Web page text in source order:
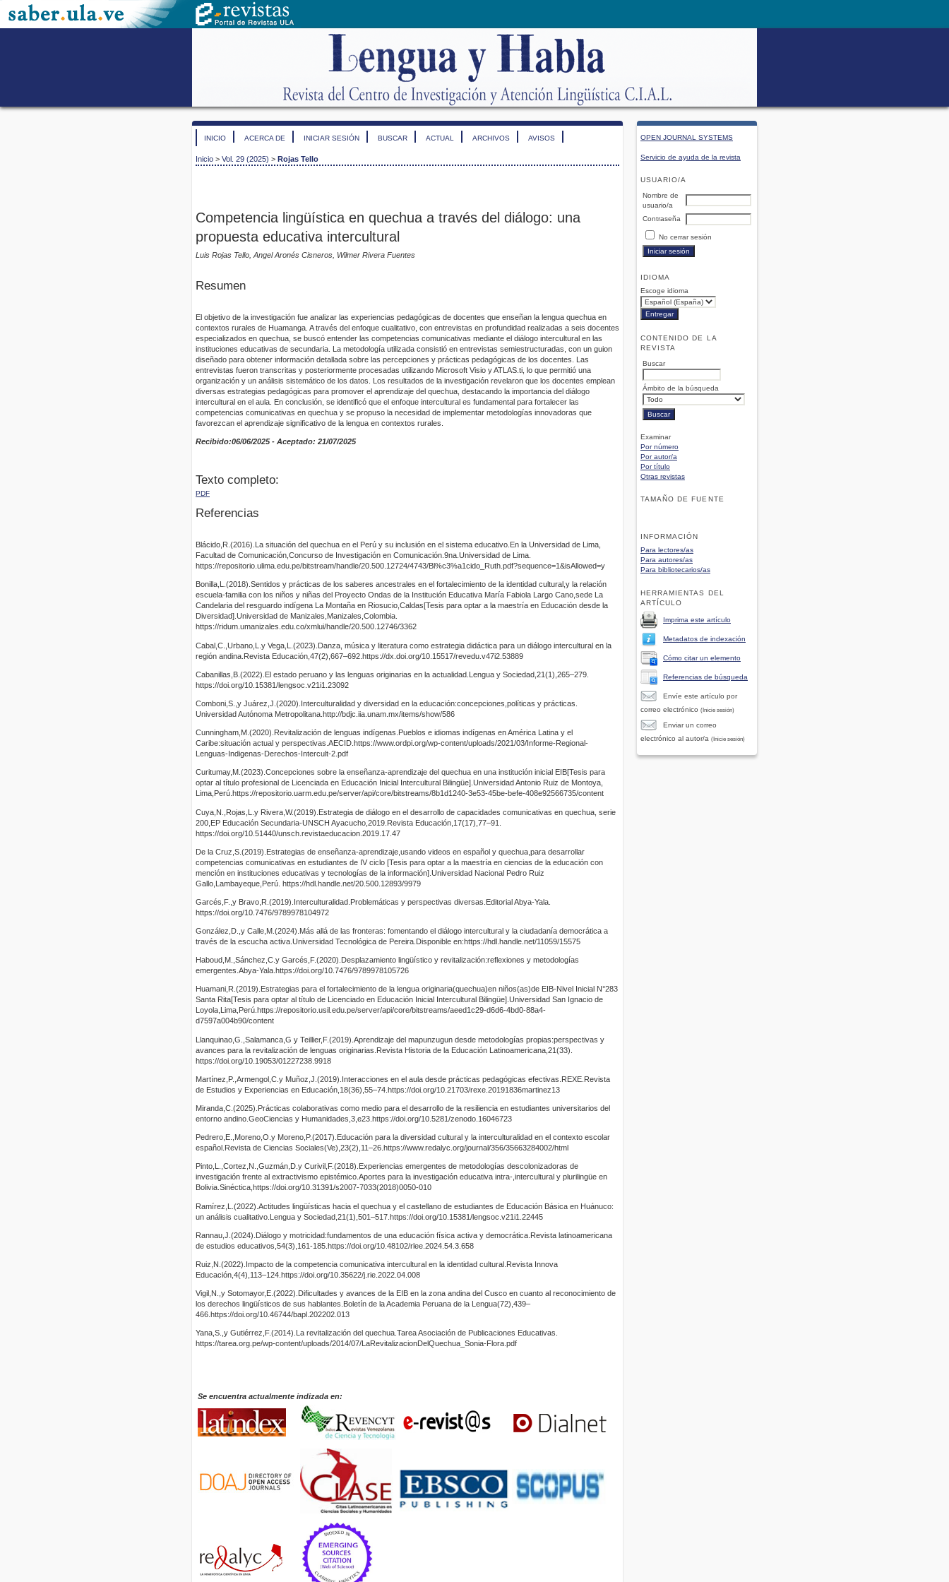
OPEN JOURNAL SYSTEMS
Servicio de ayuda de la revista
USUARIO/A
Nombre de
usuario/a
Contraseña
No cerrar sesión
IDIOMA
Escoge idioma
CONTENIDO DE LA
REVISTA
Buscar
Ámbito de la búsqueda
Examinar
Por número
Por autor/a
Por título
Otras revistas
TAMAÑO DE FUENTE
INFORMACIÓN
Para lectores/as
Para autores/as
Para bibliotecarios/as
HERRAMIENTAS DEL
ARTÍCULO
Imprima este artículo
Metadatos de indexación
Cómo citar un elemento
Referencias de búsqueda
Envíe este artículo por
correo electrónico (Inicie sesión)
Enviar un correo
electrónico al autor/a (Inicie sesión)
INICIO ACERCA DE INICIAR SESIÓN BUSCAR ACTUAL ARCHIVOS AVISOS
Inicio > Vol. 29 (2025) > Rojas Tello
Competencia lingüística en quechua a través del diálogo: una
propuesta educativa intercultural
Luis Rojas Tello, Angel Aronés Cisneros, Wilmer Rivera Fuentes
Resumen
El objetivo de la investigación fue analizar las experiencias pedagógicas de docentes que enseñan la lengua quechua en
contextos rurales de Huamanga. A través del enfoque cualitativo, con entrevistas en profundidad realizadas a seis docentes
especializados en quechua, se buscó entender las competencias comunicativas mediante el diálogo intercultural en las
instituciones educativas de secundaria. La metodología utilizada consistió en entrevistas semiestructuradas, con un guion
diseñado para obtener información detallada sobre las percepciones y prácticas pedagógicas de los docentes. Las
entrevistas fueron transcritas y posteriormente procesadas utilizando Microsoft Visio y ATLAS.ti, lo que permitió una
organización y un análisis sistemático de los datos. Los resultados de la investigación revelaron que los docentes emplean
diversas estrategias pedagógicas para promover el aprendizaje del quechua, destacando la importancia del diálogo
intercultural en el aula. En conclusión, se identificó que el enfoque intercultural es fundamental para fortalecer las
competencias comunicativas en quechua y se propuso la necesidad de implementar metodologías innovadoras que
favorezcan el aprendizaje significativo de la lengua en contextos rurales.
Recibido:06/06/2025 - Aceptado: 21/07/2025
Texto completo:
PDF
Referencias
Blácido,R.(2016).La situación del quechua en el Perú y su inclusión en el sistema educativo.En la Universidad de Lima,
Facultad de Comunicación,Concurso de Investigación en Comunicación.9na.Universidad de Lima.
https://repositorio.ulima.edu.pe/bitstream/handle/20.500.12724/4743/Bl%c3%a1cido_Ruth.pdf?sequence=1&isAllowed=y
Bonilla,L.(2018).Sentidos y prácticas de los saberes ancestrales en el fortalecimiento de la identidad cultural,y la relación
escuela-familia con los niños y niñas del Proyecto Ondas de la Institución Educativa María Fabiola Largo Cano,sede La
Candelaria del resguardo indígena La Montaña en Riosucio,Caldas[Tesis para optar a la maestría en Educación desde la
Diversidad].Universidad de Manizales,Manizales,Colombia.
https://ridum.umanizales.edu.co/xmlui/handle/20.500.12746/3362
Cabal,C.,Urbano,L.y Vega,L.(2023).Danza, música y literatura como estrategia didáctica para un diálogo intercultural en la
región andina.Revista Educación,47(2),667–692.https://dx.doi.org/10.15517/revedu.v47i2.53889
Cabanillas,B.(2022).El estado peruano y las lenguas originarias en la actualidad.Lengua y Sociedad,21(1),265–279.
https://doi.org/10.15381/lengsoc.v21i1.23092
Comboni,S.,y Juárez,J.(2020).Interculturalidad y diversidad en la educación:concepciones,políticas y prácticas.
Universidad Autónoma Metropolitana.http://bdjc.iia.unam.mx/items/show/586
Cunningham,M.(2020).Revitalización de lenguas indígenas.Pueblos e idiomas indígenas en América Latina y el
Caribe:situación actual y perspectivas.AECID.https://www.ordpi.org/wp-content/uploads/2021/03/Informe-Regional-
Lenguas-Indigenas-Derechos-Intercult-2.pdf
Curitumay,M.(2023).Concepciones sobre la enseñanza-aprendizaje del quechua en una institución inicial EIB[Tesis para
optar al título profesional de Licenciada en Educación Inicial Intercultural Bilingüe].Universidad Antonio Ruiz de Montoya,
Lima,Perú.https://repositorio.uarm.edu.pe/server/api/core/bitstreams/8b1d1240-3e53-45be-befe-408e92566735/content
Cuya,N.,Rojas,L.y Rivera,W.(2019).Estrategia de diálogo en el desarrollo de capacidades comunicativas en quechua, serie
200,EP Educación Secundaria-UNSCH Ayacucho,2019.Revista Educación,17(17),77–91.
https://doi.org/10.51440/unsch.revistaeducacion.2019.17.47
De la Cruz,S.(2019).Estrategias de enseñanza-aprendizaje,usando videos en español y quechua,para desarrollar
competencias comunicativas en estudiantes de IV ciclo [Tesis para optar a la maestría en ciencias de la educación con
mención en instituciones educativas y tecnologías de la información].Universidad Nacional Pedro Ruiz
Gallo,Lambayeque,Perú. https://hdl.handle.net/20.500.12893/9979
Garcés,F.,y Bravo,R.(2019).Interculturalidad.Problemáticas y perspectivas diversas.Editorial Abya-Yala.
https://doi.org/10.7476/9789978104972
González,D.,y Calle,M.(2024).Más allá de las fronteras: fomentando el diálogo intercultural y la ciudadanía democrática a
través de la escucha activa.Universidad Tecnológica de Pereira.Disponible en:https://hdl.handle.net/11059/15575
Haboud,M.,Sánchez,C.y Garcés,F.(2020).Desplazamiento lingüístico y revitalización:reflexiones y metodologías
emergentes.Abya-Yala.https://doi.org/10.7476/9789978105726
Huamani,R.(2019).Estrategias para el fortalecimiento de la lengua originaria(quechua)en niños(as)de EIB-Nivel Inicial N°283
Santa Rita[Tesis para optar al título de Licenciado en Educación Inicial Intercultural Bilingüe].Universidad San Ignacio de
Loyola,Lima,Perú.https://repositorio.usil.edu.pe/server/api/core/bitstreams/aeed1c29-d6d6-4bd0-88a4-
d7597a004b90/content
Llanquinao,G.,Salamanca,G y Teillier,F.(2019).Aprendizaje del mapunzugun desde metodologías propias:perspectivas y
avances para la revitalización de lenguas originarias.Revista Historia de la Educación Latinoamericana,21(33).
https://doi.org/10.19053/01227238.9918
Martínez,P.,Armengol,C.y Muñoz,J.(2019).Interacciones en el aula desde prácticas pedagógicas efectivas.REXE.Revista
de Estudios y Experiencias en Educación,18(36),55–74.https://doi.org/10.21703/rexe.20191836martinez13
Miranda,C.(2025).Prácticas colaborativas como medio para el desarrollo de la resiliencia en estudiantes universitarios del
entorno andino.GeoCiencias y Humanidades,3,e23.https://doi.org/10.5281/zenodo.16046723
Pedrero,E.,Moreno,O.y Moreno,P.(2017).Educación para la diversidad cultural y la interculturalidad en el contexto escolar
español.Revista de Ciencias Sociales(Ve),23(2),11–26.https://www.redalyc.org/journal/356/35663284002/html
Pinto,L.,Cortez,N.,Guzmán,D.y Curivil,F.(2018).Experiencias emergentes de metodologías descolonizadoras de
investigación frente al extractivismo epistémico.Aportes para la investigación educativa intra-,intercultural y plurilingüe en
Bolivia.Sinéctica,https://doi.org/10.31391/s2007-7033(2018)0050-010
Ramírez,L.(2022).Actitudes lingüísticas hacia el quechua y el castellano de estudiantes de Educación Básica en Huánuco:
un análisis cualitativo.Lengua y Sociedad,21(1),501–517.https://doi.org/10.15381/lengsoc.v21i1.22445
Rannau,J.(2024).Diálogo y motricidad:fundamentos de una educación física activa y democrática.Revista latinoamericana
de estudios educativos,54(3),161-185.https://doi.org/10.48102/rlee.2024.54.3.658
Ruiz,N.(2022).Impacto de la competencia comunicativa intercultural en la identidad cultural.Revista Innova
Educación,4(4),113–124.https://doi.org/10.35622/j.rie.2022.04.008
Vigil,N.,y Sotomayor,E.(2022).Dificultades y avances de la EIB en la zona andina del Cusco en cuanto al reconocimiento de
los derechos lingüísticos de sus hablantes.Boletín de la Academia Peruana de la Lengua(72),439–
466.https://doi.org/10.46744/bapl.202202.013
Yana,S.,y Gutiérrez,F.(2014).La revitalización del quechua.Tarea Asociación de Publicaciones Educativas.
https://tarea.org.pe/wp-content/uploads/2014/07/LaRevitalizacionDelQuechua_Sonia-Flora.pdf
Se encuentra actualmente indizada en: